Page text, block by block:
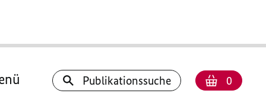
Publikationssuche Anzahl
0